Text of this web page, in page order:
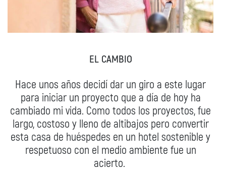
EL CAMBIO
Hace unos años decidí dar un giro a este lugar
para iniciar un proyecto que a día de hoy ha
cambiado mi vida. Como todos los proyectos, fue
largo, costoso y lleno de altibajos pero convertir
esta casa de huéspedes en un hotel sostenible y
respetuoso con el medio ambiente fue un
acierto.